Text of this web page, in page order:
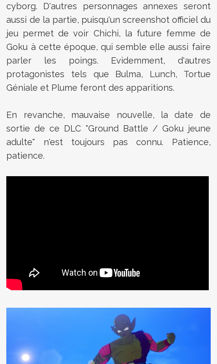
cyborg. D'autres personnages annexes seront
aussi de la partie, puisqu'un screenshot officiel du
jeu permet de voir Chichi, la future femme de
Goku à cette époque, qui semble elle aussi faire
parler les poings. Evidemment, d'autres
protagonistes tels que Bulma, Lunch, Tortue
Géniale et Plume feront des apparitions.
En revanche, mauvaise nouvelle, la date de
sortie de ce DLC "Ground Battle / Goku jeune
adulte" n'est toujours pas connu. Patience,
patience.